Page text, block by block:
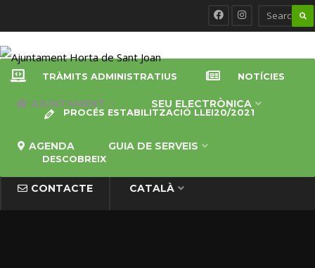
AJUNTAMENT SEU ELECTRÒNICA
AGENDA GUIA DE SERVEIS
CONTACTE CATALÀ
TRÀMITS ADMINISTRATIUS NOTÍCIES
PROCÉS ESTABILITZACIÓ LLEI20/2021
DESCOBREIX